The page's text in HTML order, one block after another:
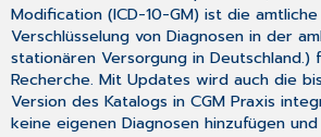
Modification (ICD-10-GM) ist die
Verschlüsselung von Diagnosen in der
stationären Versorgung in Deutschland.)
Recherche. Mit Updates wird auch die
Version des Katalogs in CGM Praxis
keine eigenen Diagnosen hinzufügen